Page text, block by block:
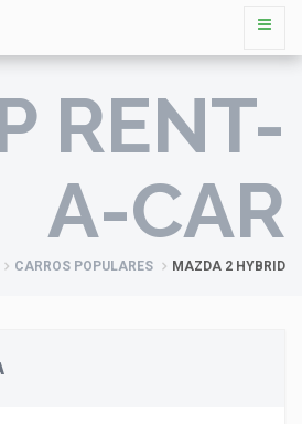
RENT-
A-CAR
CARROS POPULARES MAZDA 2 HYBRID